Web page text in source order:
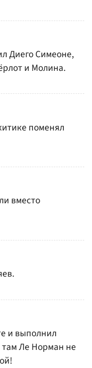
Диего Симеоне,
и Молина.
поменял
вместо
и выполнил
там Ле Норман не